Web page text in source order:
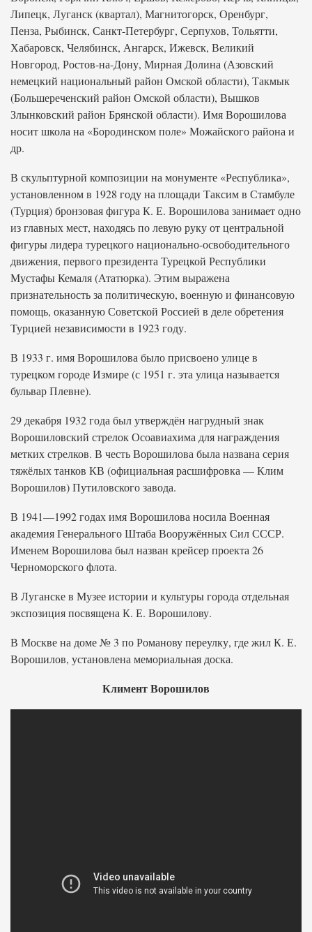
Липецк, Луганск (квартал), Магнитогорск, Оренбург,
Пенза, Рыбинск, Санкт-Петербург, Серпухов, Тольятти,
Хабаровск, Челябинск, Ангарск, Ижевск, Великий
Новгород, Ростов-на-Дону, Мирная Долина (Азовский
немецкий национальный район Омской области), Такмык
(Большереченский район Омской области), Вышков
Злынковский район Брянской области). Имя Ворошилова
носит школа на «Бородинском поле» Можайского района и
др.
В скульптурной композиции на монументе «Республика»,
установленном в 1928 году на площади Таксим в Стамбуле
(Турция) бронзовая фигура К. Е. Ворошилова занимает одно
из главных мест, находясь по левую руку от центральной
фигуры лидера турецкого национально-освободительного
движения, первого президента Турецкой Республики
Мустафы Кемаля (Ататюрка). Этим выражена
признательность за политическую, военную и финансовую
помощь, оказанную Советской Россией в деле обретения
Турцией независимости в 1923 году.
В 1933 г. имя Ворошилова было присвоено улице в
турецком городе Измире (с 1951 г. эта улица называется
бульвар Плевне).
29 декабря 1932 года был утверждён нагрудный знак
Ворошиловский стрелок Осоавиахима для награждения
метких стрелков. В честь Ворошилова была названа серия
тяжёлых танков КВ (официальная расшифровка — Клим
Ворошилов) Путиловского завода.
В 1941—1992 годах имя Ворошилова носила Военная
академия Генерального Штаба Вооружённых Сил СССР.
Именем Ворошилова был назван крейсер проекта 26
Черноморского флота.
В Луганске в Музее истории и культуры города отдельная
экспозиция посвящена К. Е. Ворошилову.
В Москве на доме № 3 по Романову переулку, где жил К. Е.
Ворошилов, установлена мемориальная доска.
Климент Ворошилов